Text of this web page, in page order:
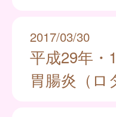
2017/03/30
平成29年・
胃腸炎（ロ